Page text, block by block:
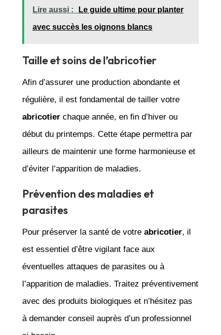
Lire aussi : Le guide ultime pour planter
avec succès les oignons blancs
Taille et soins de l’abricotier
Afin d’assurer une production abondante et
régulière, il est fondamental de tailler votre
abricotierchaque année, en fin d’hiver ou
début du printemps. Cette étape permettra par
ailleurs de maintenir une forme harmonieuse et
d’éviter l’apparition de maladies.
Prévention des maladies et
parasites
Pour préserver la santé de votre abricotier, il
est essentiel d’être vigilant face aux
éventuelles attaques de parasites ou à
l’apparition de maladies. Traitez préventivement
avec des produits biologiques et n’hésitez pas
à demander conseil auprès d’un professionnel